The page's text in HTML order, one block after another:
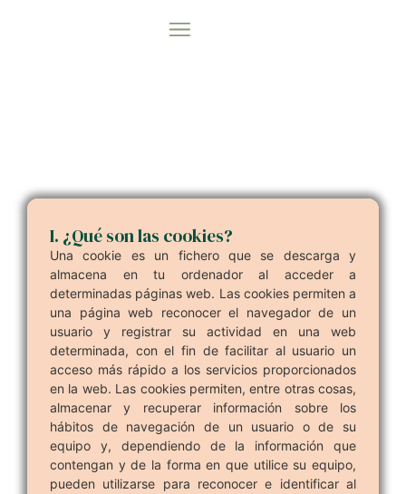
I. ¿Qué son las cookies?
Una cookie es un fichero que se descarga y
almacena en tu ordenador al acceder a
determinadas páginas web. Las cookies permiten a
una página web reconocer el navegador de un
usuario y registrar su actividad en una web
determinada, con el fin de facilitar al usuario un
acceso más rápido a los servicios proporcionados
en la web. Las cookies permiten, entre otras cosas,
almacenar y recuperar información sobre los
hábitos de navegación de un usuario o de su
equipo y, dependiendo de la información que
contengan y de la forma en que utilice su equipo,
pueden utilizarse para reconocer e identificar al